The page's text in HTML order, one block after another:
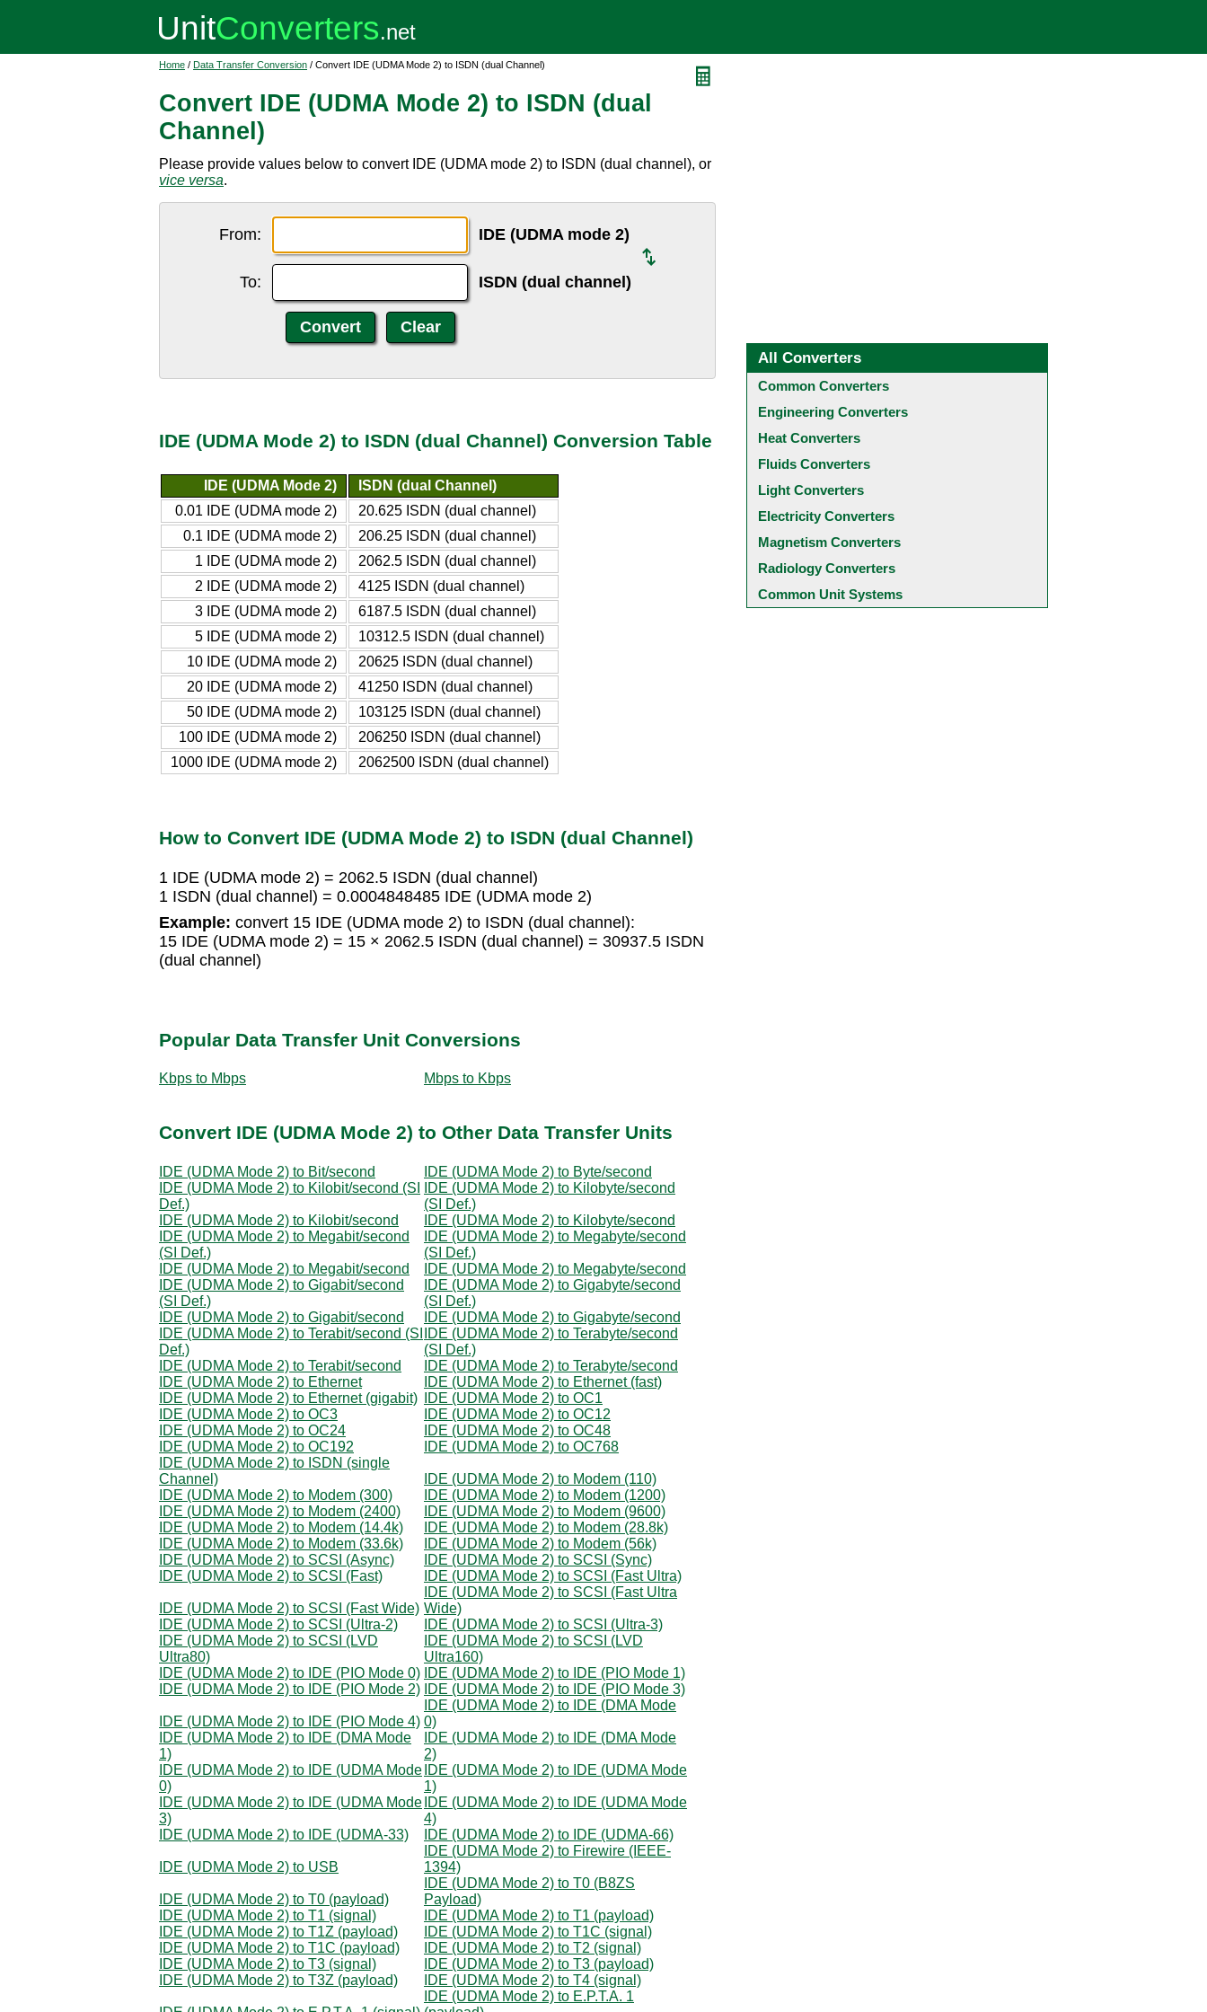
Home / Data Transfer Conversion / Convert IDE (UDMA Mode 2) to ISDN (dual Channel)
Convert IDE (UDMA Mode 2) to ISDN (dual
Channel)
Please provide values below to convert IDE (UDMA mode 2) to ISDN (dual channel), or
vice versa.
From: IDE (UDMA mode 2)
To: ISDN (dual channel)
IDE (UDMA Mode 2) to ISDN (dual Channel) Conversion Table
IDE (UDMA Mode 2)
ISDN (dual Channel)
0.01 IDE (UDMA mode 2)
20.625 ISDN (dual channel)
0.1 IDE (UDMA mode 2)
206.25 ISDN (dual channel)
1 IDE (UDMA mode 2)
2062.5 ISDN (dual channel)
2 IDE (UDMA mode 2)
4125 ISDN (dual channel)
3 IDE (UDMA mode 2)
6187.5 ISDN (dual channel)
5 IDE (UDMA mode 2)
10312.5 ISDN (dual channel)
10 IDE (UDMA mode 2)
20625 ISDN (dual channel)
20 IDE (UDMA mode 2)
41250 ISDN (dual channel)
50 IDE (UDMA mode 2)
103125 ISDN (dual channel)
100 IDE (UDMA mode 2)
206250 ISDN (dual channel)
1000 IDE (UDMA mode 2)
2062500 ISDN (dual channel)
How to Convert IDE (UDMA Mode 2) to ISDN (dual Channel)
1 IDE (UDMA mode 2) = 2062.5 ISDN (dual channel)
1 ISDN (dual channel) = 0.0004848485 IDE (UDMA mode 2)
Example: convert 15 IDE (UDMA mode 2) to ISDN (dual channel):
15 IDE (UDMA mode 2) = 15 × 2062.5 ISDN (dual channel) = 30937.5 ISDN
(dual channel)
Popular Data Transfer Unit Conversions
Kbps to Mbps Mbps to Kbps
Convert IDE (UDMA Mode 2) to Other Data Transfer Units
IDE (UDMA Mode 2) to Bit/second
IDE (UDMA Mode 2) to Byte/second
IDE (UDMA Mode 2) to Kilobit/second (SI
Def.)
IDE (UDMA Mode 2) to Kilobyte/second
(SI Def.)
IDE (UDMA Mode 2) to Kilobit/second
IDE (UDMA Mode 2) to Kilobyte/second
IDE (UDMA Mode 2) to Megabit/second
(SI Def.)
IDE (UDMA Mode 2) to Megabyte/second
(SI Def.)
IDE (UDMA Mode 2) to Megabit/second
IDE (UDMA Mode 2) to Megabyte/second
IDE (UDMA Mode 2) to Gigabit/second
(SI Def.)
IDE (UDMA Mode 2) to Gigabyte/second
(SI Def.)
IDE (UDMA Mode 2) to Gigabit/second
IDE (UDMA Mode 2) to Gigabyte/second
IDE (UDMA Mode 2) to Terabit/second (SI
Def.)
IDE (UDMA Mode 2) to Terabyte/second
(SI Def.)
IDE (UDMA Mode 2) to Terabit/second
IDE (UDMA Mode 2) to Terabyte/second
IDE (UDMA Mode 2) to Ethernet
IDE (UDMA Mode 2) to Ethernet (fast)
IDE (UDMA Mode 2) to Ethernet (gigabit)
IDE (UDMA Mode 2) to OC1
IDE (UDMA Mode 2) to OC3
IDE (UDMA Mode 2) to OC12
IDE (UDMA Mode 2) to OC24
IDE (UDMA Mode 2) to OC48
IDE (UDMA Mode 2) to OC192
IDE (UDMA Mode 2) to OC768
IDE (UDMA Mode 2) to ISDN (single
Channel)
IDE (UDMA Mode 2) to Modem (110)
IDE (UDMA Mode 2) to Modem (300)
IDE (UDMA Mode 2) to Modem (1200)
IDE (UDMA Mode 2) to Modem (2400)
IDE (UDMA Mode 2) to Modem (9600)
IDE (UDMA Mode 2) to Modem (14.4k)
IDE (UDMA Mode 2) to Modem (28.8k)
IDE (UDMA Mode 2) to Modem (33.6k)
IDE (UDMA Mode 2) to Modem (56k)
IDE (UDMA Mode 2) to SCSI (Async)
IDE (UDMA Mode 2) to SCSI (Sync)
IDE (UDMA Mode 2) to SCSI (Fast)
IDE (UDMA Mode 2) to SCSI (Fast Ultra)
IDE (UDMA Mode 2) to SCSI (Fast Wide)
IDE (UDMA Mode 2) to SCSI (Fast Ultra
Wide)
IDE (UDMA Mode 2) to SCSI (Ultra-2)
IDE (UDMA Mode 2) to SCSI (Ultra-3)
IDE (UDMA Mode 2) to SCSI (LVD
Ultra80)
IDE (UDMA Mode 2) to SCSI (LVD
Ultra160)
IDE (UDMA Mode 2) to IDE (PIO Mode 0) IDE (UDMA Mode 2) to IDE (PIO Mode 1)
IDE (UDMA Mode 2) to IDE (PIO Mode 2) IDE (UDMA Mode 2) to IDE (PIO Mode 3)
IDE (UDMA Mode 2) to IDE (PIO Mode 4)
IDE (UDMA Mode 2) to IDE (DMA Mode
0)
IDE (UDMA Mode 2) to IDE (DMA Mode
1)
IDE (UDMA Mode 2) to IDE (DMA Mode
2)
IDE (UDMA Mode 2) to IDE (UDMA Mode
0)
IDE (UDMA Mode 2) to IDE (UDMA Mode
1)
IDE (UDMA Mode 2) to IDE (UDMA Mode
3)
IDE (UDMA Mode 2) to IDE (UDMA Mode
4)
IDE (UDMA Mode 2) to IDE (UDMA-33)
IDE (UDMA Mode 2) to IDE (UDMA-66)
IDE (UDMA Mode 2) to USB
IDE (UDMA Mode 2) to Firewire (IEEE-
1394)
IDE (UDMA Mode 2) to T0 (payload)
IDE (UDMA Mode 2) to T0 (B8ZS
Payload)
IDE (UDMA Mode 2) to T1 (signal)
IDE (UDMA Mode 2) to T1 (payload)
IDE (UDMA Mode 2) to T1Z (payload)
IDE (UDMA Mode 2) to T1C (signal)
IDE (UDMA Mode 2) to T1C (payload)
IDE (UDMA Mode 2) to T2 (signal)
IDE (UDMA Mode 2) to T3 (signal)
IDE (UDMA Mode 2) to T3 (payload)
IDE (UDMA Mode 2) to T3Z (payload)
IDE (UDMA Mode 2) to T4 (signal)
IDE (UDMA Mode 2) to E.P.T.A. 1
All Converters
Common Converters
Engineering Converters
Heat Converters
Fluids Converters
Light Converters
Electricity Converters
Magnetism Converters
Radiology Converters
Common Unit Systems